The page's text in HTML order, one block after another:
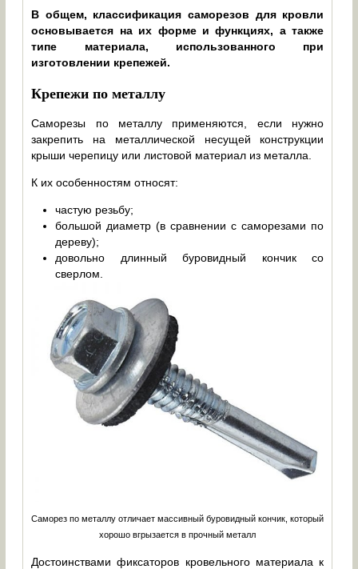
В общем, классификация саморезов для кровли
основывается на их форме и функциях, а также
типе материала, использованного при
изготовлении крепежей.
Крепежи по металлу
Саморезы по металлу применяются, если нужно
закрепить на металлической несущей конструкции
крыши черепицу или листовой материал из металла.
К их особенностям относят:
частую резьбу;
большой диаметр (в сравнении с саморезами по
дереву);
довольно длинный буровидный кончик со
сверлом.
Саморез по металлу отличает массивный буровидный кончик, который
хорошо вгрызается в прочный металл
Достоинствами фиксаторов кровельного материала к